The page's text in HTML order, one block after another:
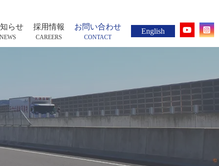
らせ
NEWS
採用情報
CAREERS
お問い合わせ
CONTACT
English